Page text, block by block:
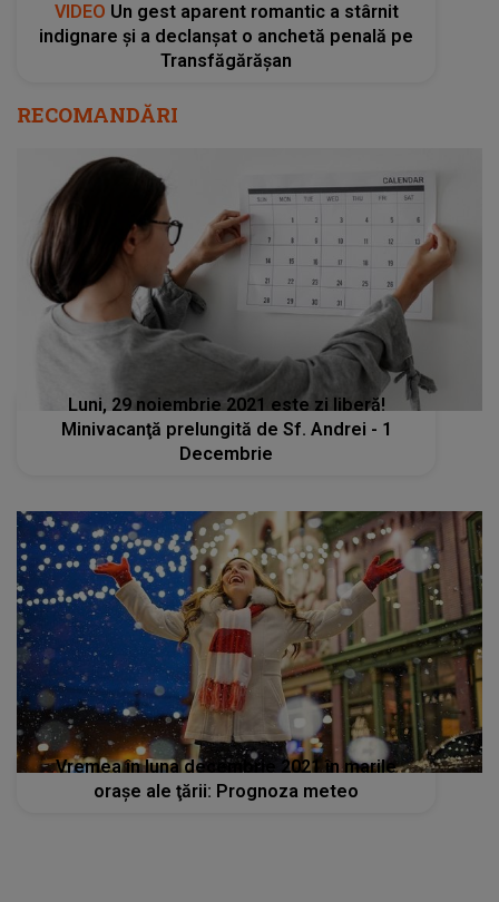
VIDEO Un gest aparent romantic a stârnit
indignare și a declanșat o anchetă penală pe
Transfăgărășan
RECOMANDĂRI
Luni, 29 noiembrie 2021 este zi liberă!
Minivacanţă prelungită de Sf. Andrei - 1
Decembrie
Vremea în luna decembrie 2021 în marile
oraşe ale ţării: Prognoza meteo